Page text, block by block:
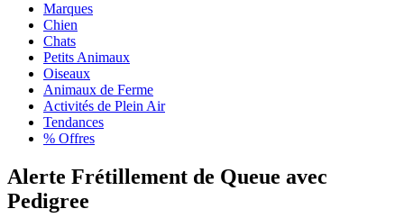
Marques
Chien
Chats
Petits Animaux
Oiseaux
Animaux de Ferme
Activités de Plein Air
Tendances
% Offres
Alerte Frétillement de Queue avec
Pedigree